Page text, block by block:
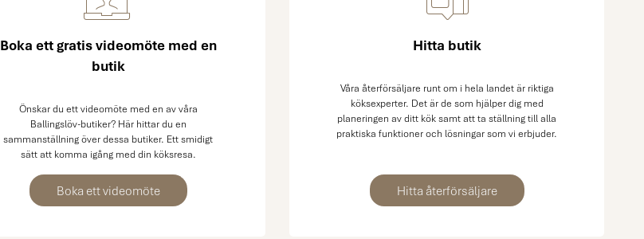
Boka ett gratis videomöte med en
butik
Önskar du ett videomöte med en av våra
Ballingslöv-butiker? Här hittar du en
sammanställning över dessa butiker. Ett smidigt
sätt att komma igång med din köksresa.
Boka ett videomöte
Hitta butik
Våra återförsäljare runt om i hela landet är riktiga
köksexperter. Det är de som hjälper dig med
planeringen av ditt kök samt att ta ställning till alla
praktiska funktioner och lösningar som vi erbjuder.
Hitta återförsäljare